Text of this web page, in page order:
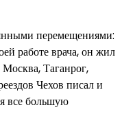
перемещениями:
работе врача, он жил
Таганрог,
Чехов писал и
все большую